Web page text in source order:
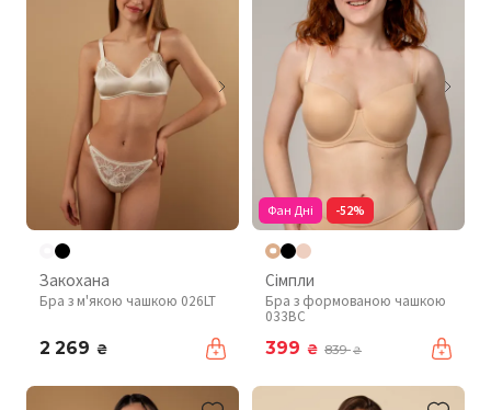
Закохана
Бра з м'якою чашкою 026LT
2 269 ₴
Фан Дні -52%
Сімпли
Бра з формованою чашкою
033BC
399 ₴ 839₴